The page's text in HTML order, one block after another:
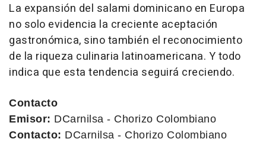
La expansión del salami dominicano en Europa
no solo evidencia la creciente aceptación
gastronómica, sino también el reconocimiento
de la riqueza culinaria latinoamericana. Y todo
indica que esta tendencia seguirá creciendo.
Contacto
Emisor: DCarnilsa - Chorizo Colombiano
Contacto: DCarnilsa - Chorizo Colombiano